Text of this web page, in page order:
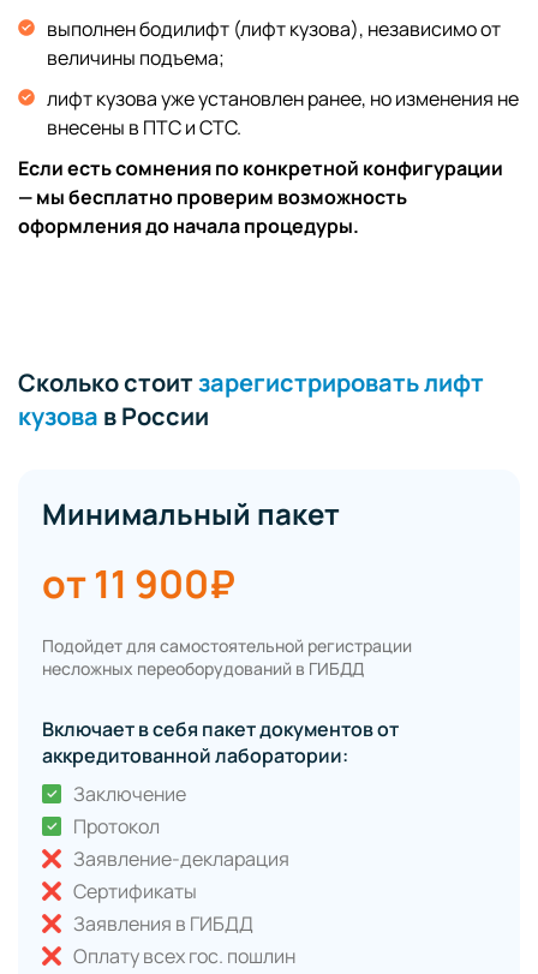
выполнен бодилифт (лифт кузова), независимо от
величины подъема;
лифт кузова уже установлен ранее, но изменения не
внесены в ПТС и СТС.
Если есть сомнения по конкретной конфигурации
— мы бесплатно проверим возможность
оформления до начала процедуры.
Сколько стоитзарегистрировать лифт
кузова в России
Минимальный пакет
от 11 900₽
Подойдет для самостоятельной регистрации
несложных переоборудований в ГИБДД
Включает в себя пакет документов от
аккредитованной лаборатории:
Заключение
Протокол
Заявление-декларация
Сертификаты
Заявления в ГИБДД
Оплату всех гос. пошлин